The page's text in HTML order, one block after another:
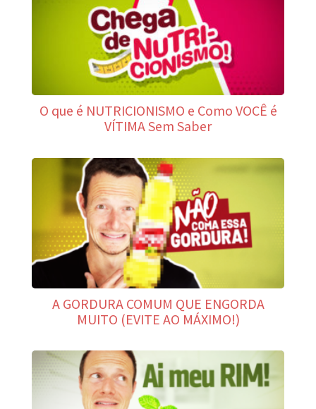
O que é NUTRICIONISMO e Como VOCÊ é
VÍTIMA Sem Saber
A GORDURA COMUM QUE ENGORDA
MUITO (EVITE AO MÁXIMO!)